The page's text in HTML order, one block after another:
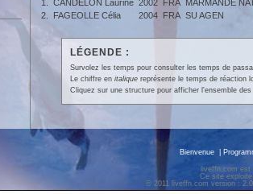
1.
CANDELON Laurine 2002 FRA MARMANDE
2.
FAGEOLLE Célia 2004 FRA SU AGEN
LÉGENDE :
Survolez les temps pour consulter les temps de
Le chiffre en italiquereprésente le temps de réaction
Cliquez sur une structure pour afficher l'ensemble
Bienvenue
liveffn.com est
Ce site
© 2011 liveffn.com version :